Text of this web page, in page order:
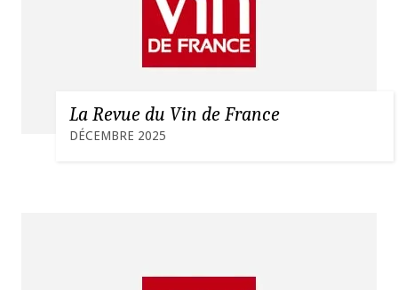
La Revue du Vin de France
DÉCEMBRE 2025